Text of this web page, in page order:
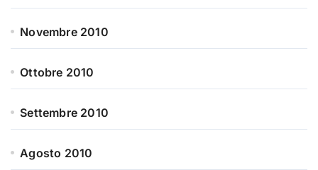
Novembre 2010
Ottobre 2010
Settembre 2010
Agosto 2010